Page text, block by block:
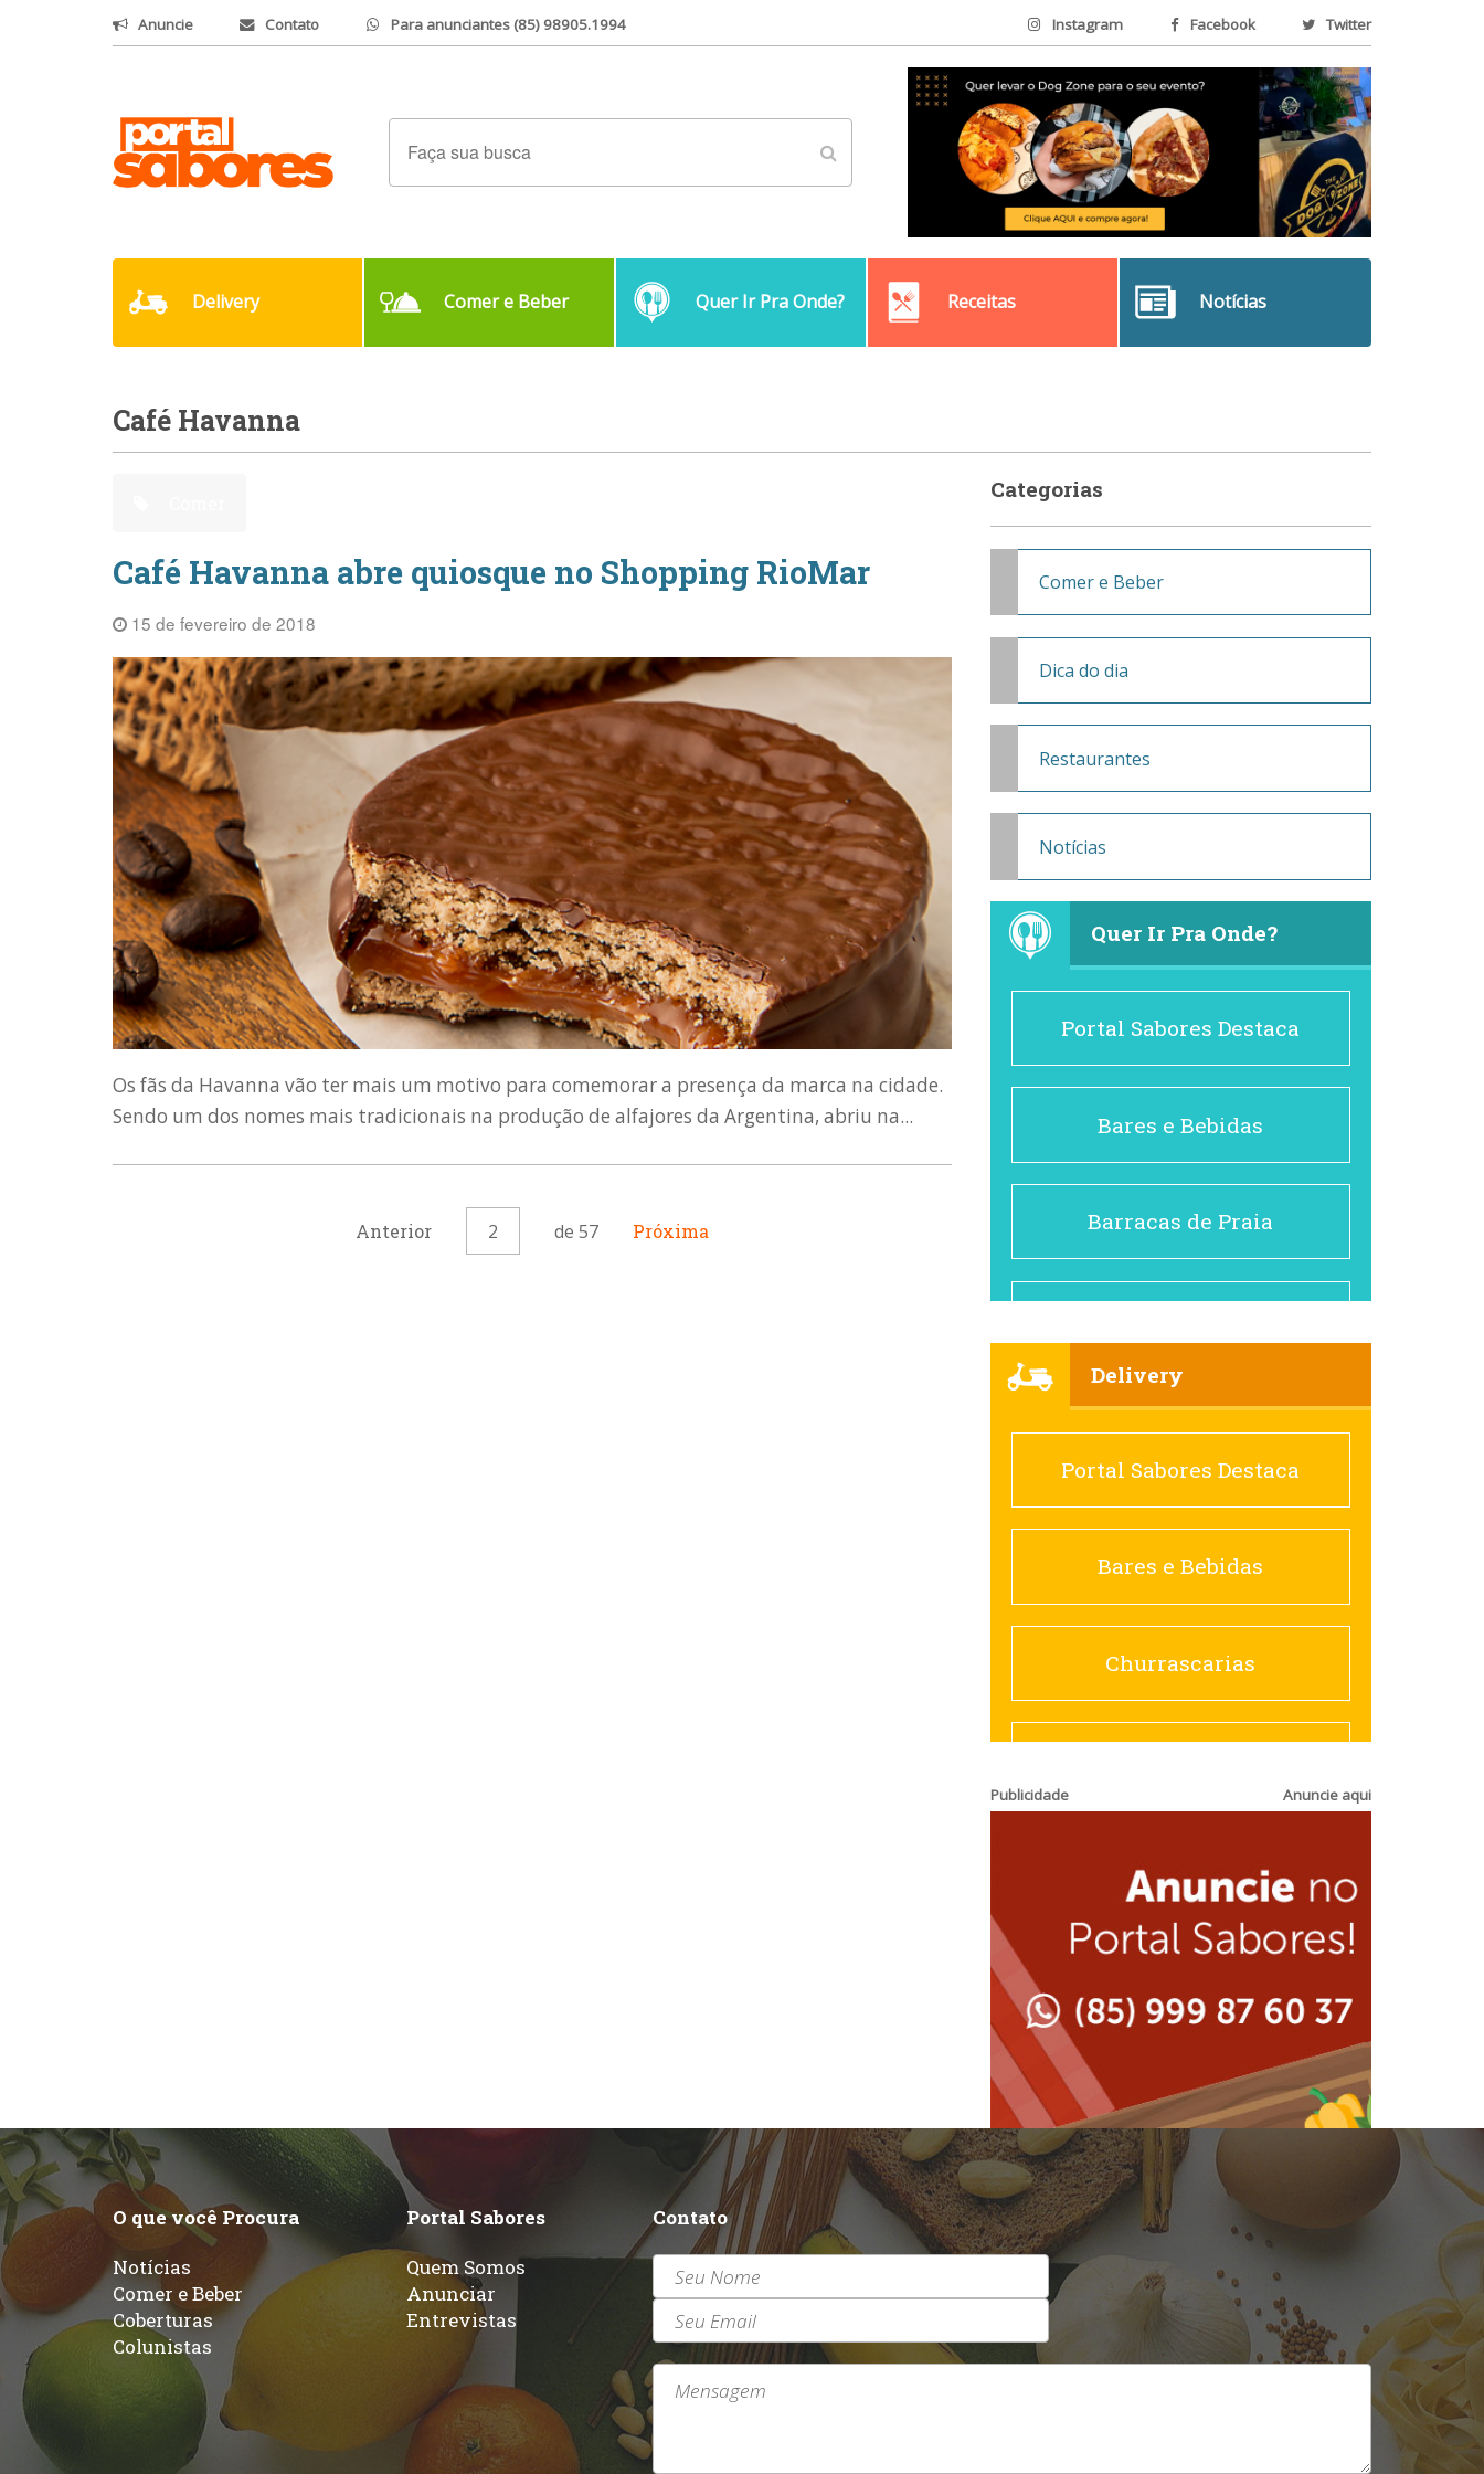
Anuncie Contato Para anunciantes (85) 98905.1994 Instagram Facebook Twitter
Delivery Comer e Beber Quer Ir Pra Onde? Receitas Notícias
Café Havanna
Café Havanna abre quiosque no Shopping RioMar
15 de fevereiro de 2018
Os fãs da Havanna vão ter mais um motivo para comemorar a presença da marca na cidade.
Sendo um dos nomes mais tradicionais na produção de alfajores da Argentina, abriu na...
Anterior 2 de 57 Próxima
Categorias
Comer e Beber
Dica do dia
Restaurantes
Notícias
Quer Ir Pra Onde?
Portal Sabores Destaca
Bares e Bebidas
Barracas de Praia
Cafés
Churrascarias
Comida saudável
Contemporânea
Espanhola
Francesa
Hamburguerias e
Sanduicherias
Internacional
Japonesa e Oriental
Delivery
Portal Sabores Destaca
Bares e Bebidas
Churrascarias
Sanduicherias
Lanchonetes
Massas
Padarias e Confeitarias
Peixes e Frutos do Mar
Pizzarias
Publicidade Anuncie aqui
O que você Procura
Notícias
Comer e Beber
Coberturas
Colunistas
Portal Sabores
Quem Somos
Anunciar
Entrevistas
Contato